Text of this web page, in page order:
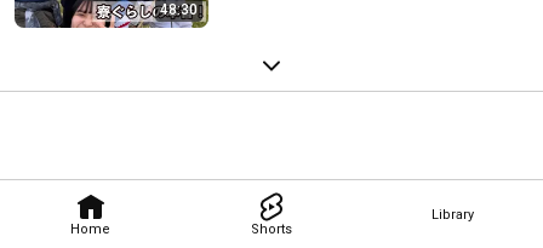
Home Shorts
Library
48:30